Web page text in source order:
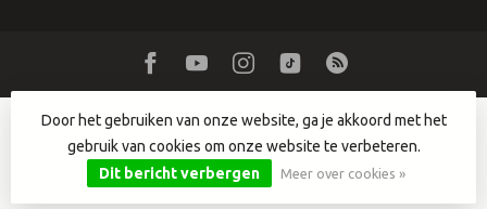
© Copyright 2026 Dutch DJ Equipment- Powered byLightspeed
Lightspeed designby Dyvelopment
Door het gebruiken van onze website, ga je akkoord met het
gebruik van cookies om onze website te verbeteren.
Dit bericht verbergen
Meer over cookies »